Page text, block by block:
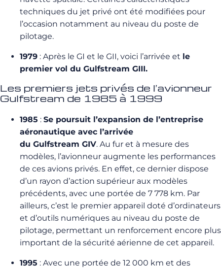
techniques du jet privé ont été modifiées pour
l’occasion notamment au niveau du poste de
pilotage.
1979 : Après le GI et le GII, voici l’arrivée et le
premier vol du Gulfstream GIII.
Les premiers jets privés de l’avionneur
Gulfstream de 1985 à 1999
1985 : Se poursuit l’expansion de l’entreprise
aéronautique avec l’arrivée
du Gulfstream GIV. Au fur et à mesure des
modèles, l’avionneur augmente les performances
de ces avions privés. En effet, ce dernier dispose
d’un rayon d’action supérieur aux modèles
précédents, avec une portée de 7 778 km. Par
ailleurs, c’est le premier appareil doté d’ordinateurs
et d’outils numériques au niveau du poste de
pilotage, permettant un renforcement encore plus
important de la sécurité aérienne de cet appareil.
1995 : Avec une portée de 12 000 km et des